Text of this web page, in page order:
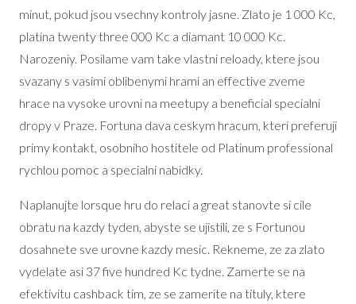
minut, pokud jsou vsechny kontroly jasne. Zlato je 1 000 Kc,
platina twenty three 000 Kc a diamant 10 000 Kc.
Narozeniy. Posilame vam take vlastni reloady, ktere jsou
svazany s vasimi oblibenymi hrami an effective zveme
hrace na vysoke urovni na meetupy a beneficial specialni
dropy v Praze. Fortuna dava ceskym hracum, kteri preferuji
primy kontakt, osobniho hostitele od Platinum professional
rychlou pomoc a specialni nabidky.
Naplanujte lorsque hru do relaci a great stanovte si cile
obratu na kazdy tyden, abyste se ujistili, ze s Fortunou
dosahnete sve urovne kazdy mesic. Rekneme, ze za zlato
vydelate asi 37 five hundred Kc tydne. Zamerte se na
efektivitu cashback tim, ze se zamerite na tituly, ktere